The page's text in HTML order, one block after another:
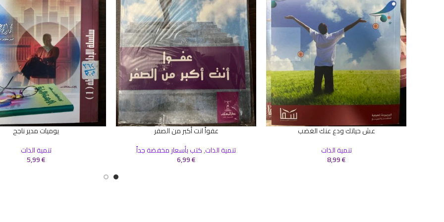
إضافة إلى السلةعش حياتك ودع عنك الغضب
تنمية الذات
8,99€
إضافة إلى السلةعفواً انت أكبر من الصفر
تنمية الذات,كتب بأسعار مخفضة جداً
6,99€
يوميات مدير ناجح
تنمية الذات
5,99€